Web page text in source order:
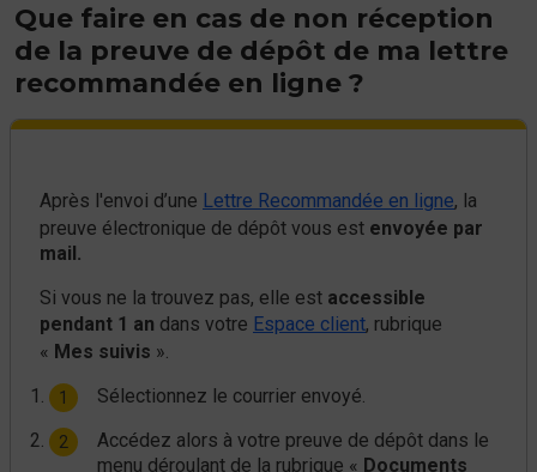
Que faire en cas de non réception
de la preuve de dépôt de ma lettre
recommandée en ligne ?
Après l'envoi d’une Lettre Recommandée en ligne, la
preuve électronique de dépôt vous est envoyée par
mail.
Si vous ne la trouvez pas, elle est accessible
pendant 1 an dans votre Espace client, rubrique
« Mes suivis ».
Sélectionnez le courrier envoyé.
Accédez alors à votre preuve de dépôt dans le
menu déroulant de la rubrique « Documents